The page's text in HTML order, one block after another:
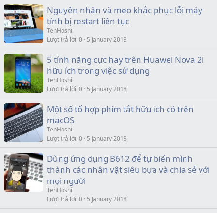
Nguyên nhân và mẹo khắc phục lỗi máy
tính bị restart liên tục
TenHoshi
Lượt trả lời 0 5 January 2018
5 tính năng cực hay trên Huawei Nova 2i
hữu ích trong việc sử dụng
TenHoshi
Lượt trả lời 0 5 January 2018
Một số tổ hợp phím tắt hữu ích có trên
macOS
TenHoshi
Lượt trả lời 0 5 January 2018
Dùng ứng dụng B612 để tự biến mình
thành các nhân vật siêu bựa và chia sẻ với
mọi người
TenHoshi
Lượt trả lời 0 5 January 2018